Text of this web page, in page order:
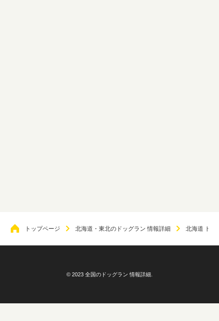
トップページ 北海道・東北のドッグラン 情報詳細 北海道 ドッ
© 2023 全国のドッグラン 情報詳細.